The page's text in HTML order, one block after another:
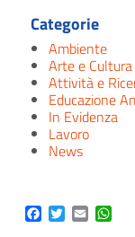
Categorie
Ambiente
Arte e Cultura
Attività e
Educazione
In Evidenza
Lavoro
News
Facebook
Twitter
Email